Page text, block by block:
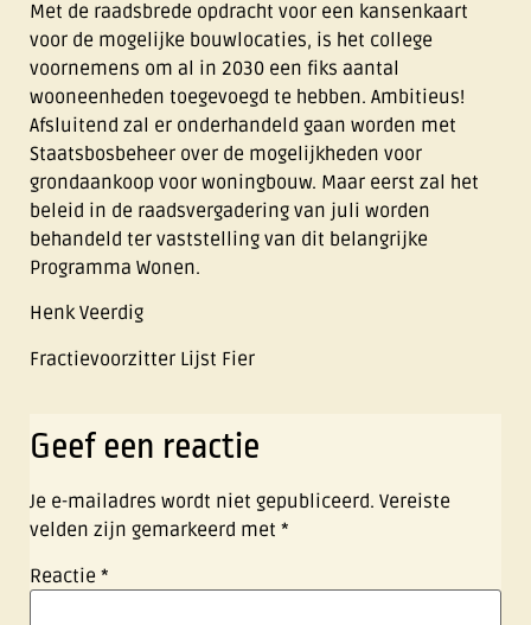
Met de raadsbrede opdracht voor een kansenkaart
voor de mogelijke bouwlocaties, is het college
voornemens om al in 2030 een fiks aantal
wooneenheden toegevoegd te hebben. Ambitieus!
Afsluitend zal er onderhandeld gaan worden met
Staatsbosbeheer over de mogelijkheden voor
grondaankoop voor woningbouw. Maar eerst zal het
beleid in de raadsvergadering van juli worden
behandeld ter vaststelling van dit belangrijke
Programma Wonen.
Henk Veerdig
Fractievoorzitter Lijst Fier
Geef een reactie
Je e-mailadres wordt niet gepubliceerd. Vereiste
velden zijn gemarkeerd met *
Reactie *